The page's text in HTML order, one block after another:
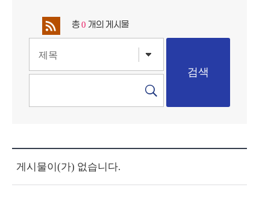
총0 개의 게시물
게시물이(가) 없습니다.